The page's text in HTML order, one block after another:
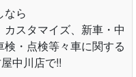
なら
スタマイズ、新車・中
・点検等々車に関する
中川店で!!